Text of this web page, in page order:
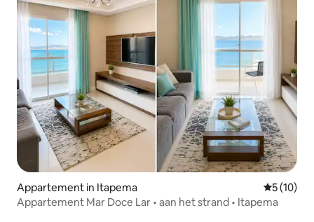
Appartement in Itapema
5 (10)
Appartement Mar Doce Lar • aan het strand • Itapema